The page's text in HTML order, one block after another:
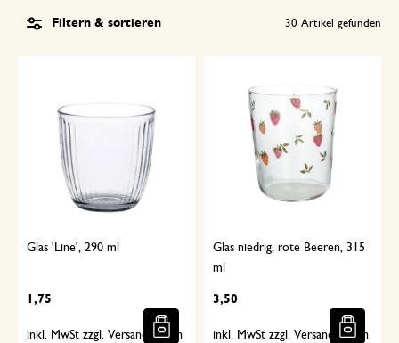
Filtern & sortieren 30 Artikel gefunden
Glas 'Line', 290 ml
1,75
inkl. MwSt zzgl. Versandkosten
Glas niedrig, rote Beeren, 315
ml
3,50
inkl. MwSt zzgl. Versandkosten